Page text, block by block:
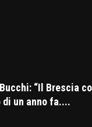
“Il Brescia
di un anno fa....